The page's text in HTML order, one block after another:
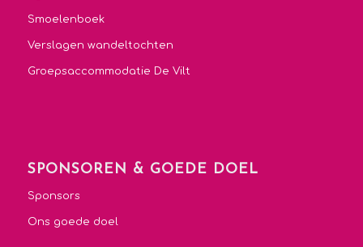
Smoelenboek
Verslagen wandeltochten
Groepsaccommodatie De Vilt
SPONSOREN & GOEDE DOEL
Sponsors
Ons goede doel